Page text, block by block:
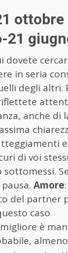
ottobre
21
dovete
in seria
degli altri.
anche di
di voi
Amore
del partner
caso
è